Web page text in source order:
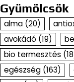
Gyümölcsök
alma (20)
avokádó (19)
bio termesztés
egészség (163)